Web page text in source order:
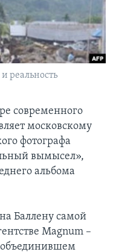
реальность
современного
московскому
фотографа
вымысел»,
альбома
Баллену самой
Magnum –
объединившем